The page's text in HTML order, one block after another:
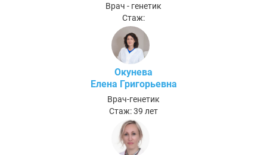
Врач - генетик
Стаж:
Окунева
Елена Григорьевна
Врач-генетик
Стаж: 39 лет